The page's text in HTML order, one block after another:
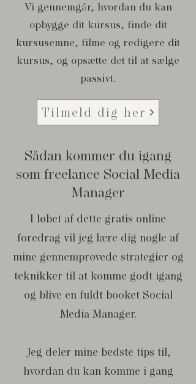
Vi gennemgår, hvordan du kan
opbygge dit kursus, finde dit
kursusemne, filme og redigere dit
kursus, og opsætte det til at sælge
passivt.
Tilmeld dig her
Sådan kommer du igang
som freelance Social Media
Manager
I løbet af dette gratis online
foredrag vil jeg lære dig nogle af
mine gennemprøvede strategier og
teknikker til at komme godt igang
og blive en fuldt booket Social
Media Manager.
Jeg deler mine bedste tips til,
hvordan du kan komme i gang